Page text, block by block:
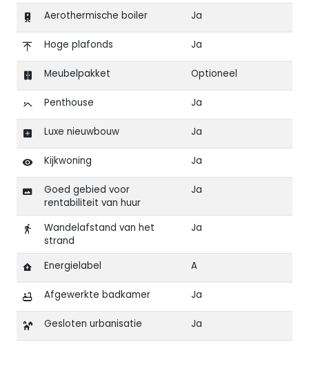
Aerothermische boiler Ja
Hoge plafonds Ja
Meubelpakket Optioneel
Penthouse Ja
Luxe nieuwbouw Ja
Kijkwoning Ja
Goed gebied voor
rentabiliteit van huur
Ja
Wandelafstand van het
strand
Ja
Energielabel A
Afgewerkte badkamer Ja
Gesloten urbanisatie Ja